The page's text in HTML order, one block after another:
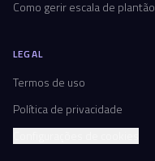
Como gerir escala de plantão
LEGAL
Termos de uso
Política de privacidade